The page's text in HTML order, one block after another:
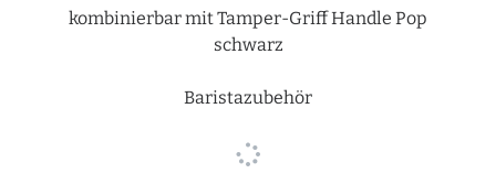
kombinierbar mit Tamper-Griff Handle Pop
schwarz
Baristazubehör